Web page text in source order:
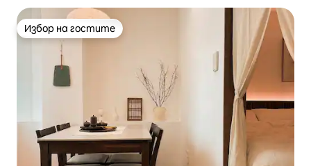
Избор на гостите
Избор на гостите